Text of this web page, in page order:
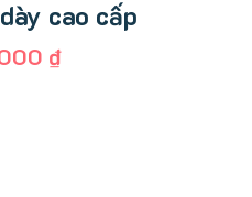
cao cấp
₫Giá